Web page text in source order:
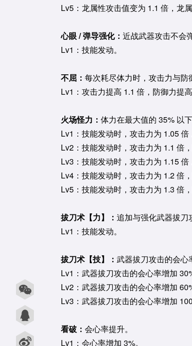
Lv5：龙属性攻击值变为 1.1 倍，龙
心眼 / 弹导强化： 近战武器攻击不会
Lv1：技能发动。
不屈： 每次耗尽体力时，攻击力与防
Lv1：攻击力提高 1.1 倍，防御力提高
火场怪力： 体力在最大值的 35% 以
Lv1：技能发动时，攻击力为 1.05 倍
Lv2：技能发动时，攻击力为 1.1 倍
Lv3：技能发动时，攻击力为 1.15 倍
Lv4：技能发动时，攻击力为 1.2 倍
Lv5：技能发动时，攻击力为 1.3 倍
拔刀术【力】： 追加与强化武器拔
Lv1：技能发动。
拔刀术【技】： 武器拔刀攻击的会心
Lv1：武器拔刀攻击的会心率增加
Lv2：武器拔刀攻击的会心率增加
Lv3：武器拔刀攻击的会心率增加
看破： 会心率提升。
Lv1：会心率增加 3%。